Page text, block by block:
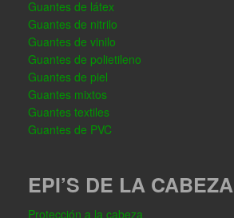
Guantes de látex
Guantes de nitrilo
Guantes de vinilo
Guantes de polietileno
Guantes de piel
Guantes mixtos
Guantes textiles
Guantes de PVC
EPI’S DE LA CABEZA
Protección a la cabeza